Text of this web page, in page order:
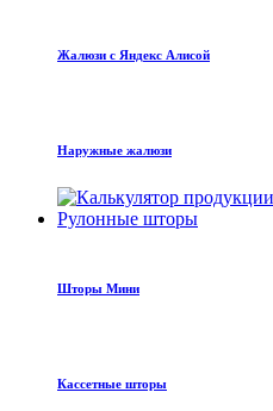
Жалюзи с Яндекс Алисой
Наружные жалюзи
Рулонные шторы
Шторы Мини
Кассетные шторы